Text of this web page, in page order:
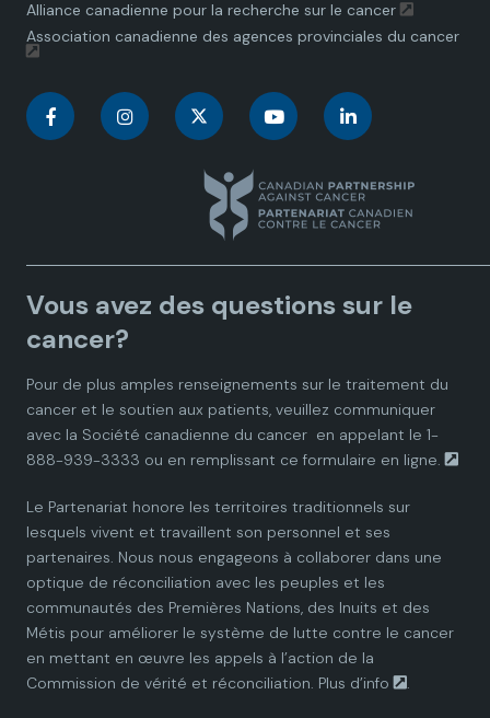
Alliance canadienne pour la recherche sur le cancer
Association canadienne des agences provinciales du cancer
C
a
d
a
n
P
a
r
t
C
a
d
a
n
P
a
r
t
n
a
d
a
n
P
a
r
t
C
n
a
d
a
n
P
a
r
t
C
n
a
d
a
n
P
a
r
t
Vous avez des questions sur le
cancer?
Pour de plus amples renseignements sur le traitement du
cancer et le soutien aux patients, veuillez communiquer
avec la Société canadienne du cancer en appelant le 1-
888-939-3333 ou en remplissant ce formulaire en ligne.
Le Partenariat honore les territoires traditionnels sur
lesquels vivent et travaillent son personnel et ses
partenaires. Nous nous engageons à collaborer dans une
optique de réconciliation avec les peuples et les
communautés des Premières Nations, des Inuits et des
Métis pour améliorer le système de lutte contre le cancer
en mettant en œuvre les appels à l’action de la
Commission de vérité et réconciliation. Plus d’info .